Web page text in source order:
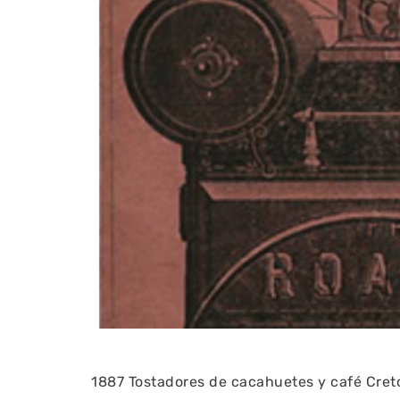
1887 Tostadores de cacahuetes y café